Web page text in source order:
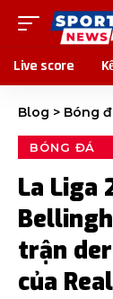
Live score
Blog > Bóng
BÓNG ĐÁ
La Liga
trận
của